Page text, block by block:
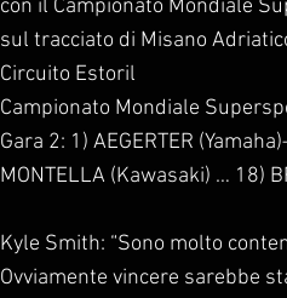
con il Campionato Mondiale
sul tracciato di Misano
Circuito Estoril
Campionato Mondiale
Gara 2: 1) AEGERTER
MONTELLA (Kawasaki) … 18)
Kyle Smith: “Sono molto
Ovviamente vincere sarebbe